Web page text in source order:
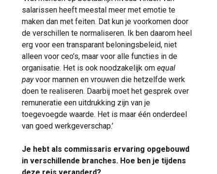
salarissen heeft meestal meer met emotie te
maken dan met feiten. Dat kun je voorkomen door
de verschillen te normaliseren. Ik ben daarom heel
erg voor een transparant beloningsbeleid, niet
alleen voor ceo’s, maar voor alle functies in de
organisatie. Het is ook noodzakelijk om equal
payvoor mannen en vrouwen die hetzelfde werk
doen te realiseren. Daarbij moet het gesprek over
remuneratie een uitdrukking zijn van je
toegevoegde waarde. Het is maar één onderdeel
van goed werkgeverschap.’
Je hebt als commissaris ervaring opgebouwd
in verschillende branches. Hoe ben je tijdens